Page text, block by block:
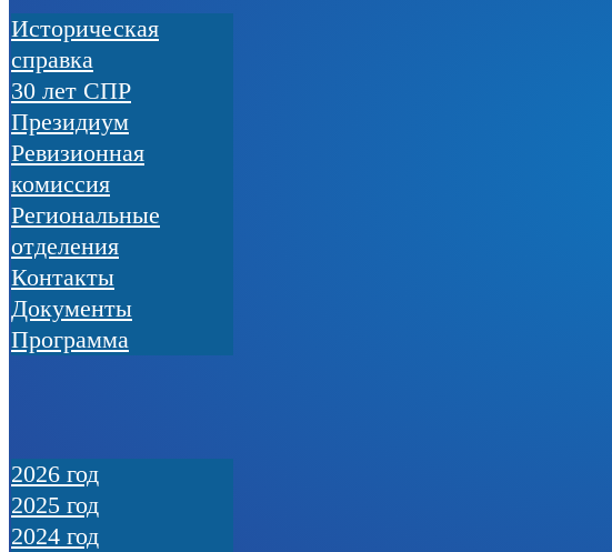
Историческая
справка
30 лет СПР
Президиум
Ревизионная
комиссия
Региональные
отделения
Контакты
Документы
Программа
2026 год
2025 год
2024 год